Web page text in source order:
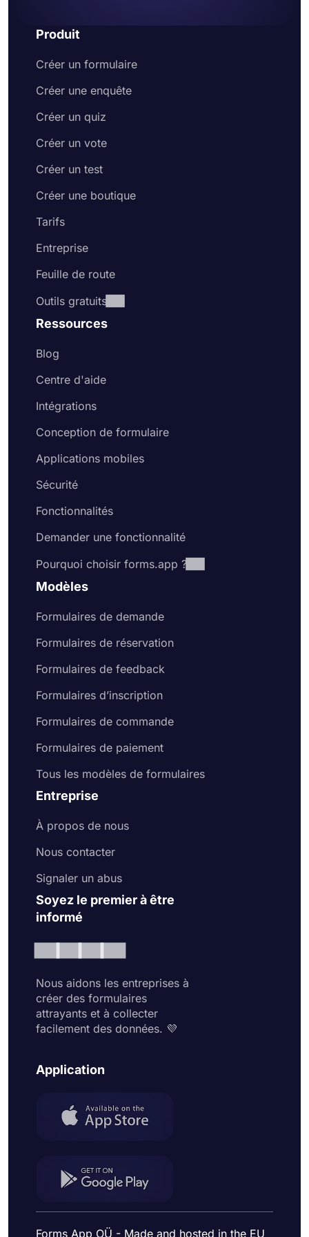
Produit
Créer un formulaire
Créer une enquête
Créer un quiz
Créer un vote
Créer un test
Créer une boutique
Tarifs
Entreprise
Feuille de route
Outils gratuits
Ressources
Blog
Centre d'aide
Intégrations
Conception de formulaire
Applications mobiles
Sécurité
Fonctionnalités
Demander une fonctionnalité
Pourquoi choisir forms.app ?
Modèles
Formulaires de demande
Formulaires de réservation
Formulaires de feedback
Formulaires d’inscription
Formulaires de commande
Formulaires de paiement
Tous les modèles de formulaires
Entreprise
À propos de nous
Nous contacter
Signaler un abus
Soyez le premier à être
informé
Nous aidons les entreprises à
créer des formulaires
attrayants et à collecter
facilement des données. 💜
Application
Forms App OÜ - Made and hosted in the EU